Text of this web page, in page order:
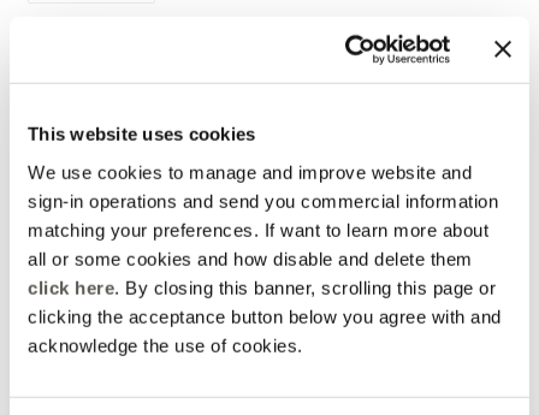
This website uses cookies
We use cookies to manage and improve website and
sign-in operations and send you commercial information
matching your preferences. If want to learn more about
all or some cookies and how disable and delete them
click here. By closing this banner, scrolling this page or
clicking the acceptance button below you agree with and
acknowledge the use of cookies.
Marron
coton avec dentelle